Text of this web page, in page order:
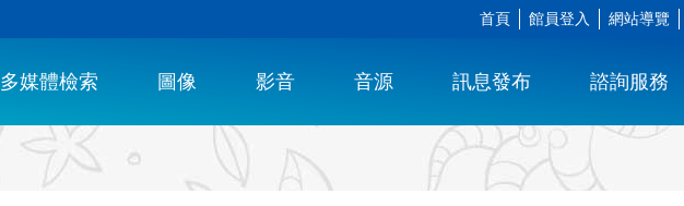
首頁 館員登入 網站導覽
多媒體檢索 圖像 影音 音源 訊息發布 諮詢服務